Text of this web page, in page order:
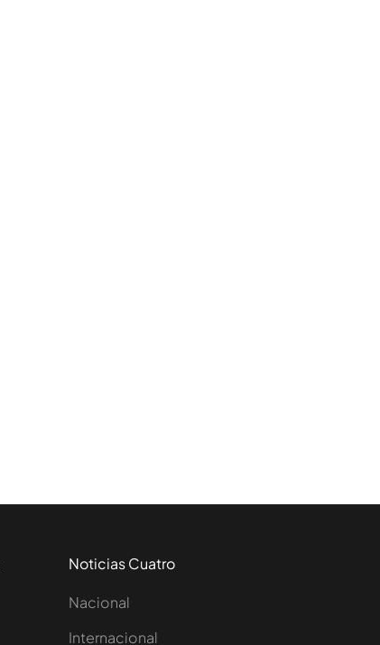
Noticias Cuatro
Nacional
Internacional